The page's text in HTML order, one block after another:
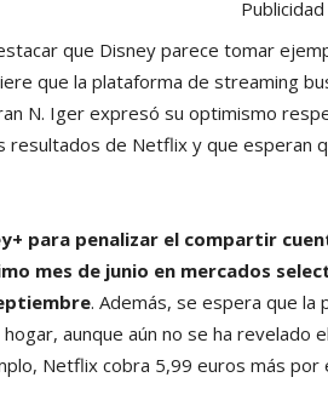
Publicidad
que Disney parece tomar
que la plataforma de streaming
N. Iger expresó su optimismo
resultados de Netflix y que esperan
para penalizar el compartir
mes de junio en mercados
. Además, se espera que
aunque aún no se ha revelado
Netflix cobra 5,99 euros más por